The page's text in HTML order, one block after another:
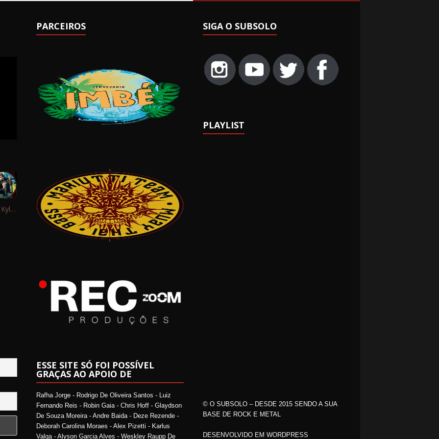
Interview: Kyle Schaefer (Fallujah)
PARCEIROS
ESSE SITE SÓ FOI POSSÍVEL
GRAÇAS AO APOIO DE
Rafha Jorge - Rodrigo De Oliveira Santos - Luiz
Fernando Reis - Robin Gaia - Chris Hoff - Glaydson
De Souza Moreira - Andre Baida - Deze Rezende -
Deborah Carolina Moraes - Alex Pizetti - Karlus
Valga - Alyson Garcia Alves - Weskley Raupp De
SIGA O SUBSOLO
PLAYLIST
© O SUBSOLO – DESDE 2015 SENDO A SUA
BASE DE ROCK E METAL
DESENVOLVIDO EM WORDPRESS